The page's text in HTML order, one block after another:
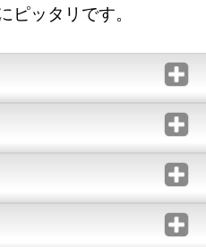
ピッタリです。